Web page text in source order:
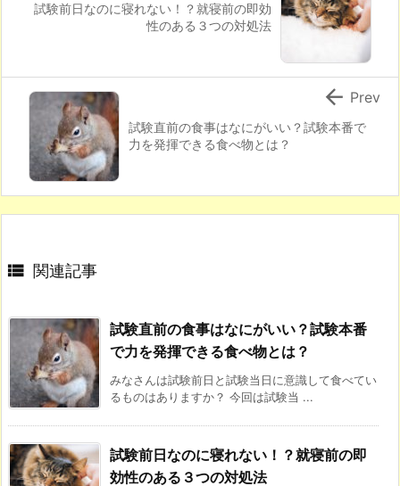
試験前日なのに寝れない！？就寝前の即効
性のある３つの対処法
試験直前の食事はなにがいい？試験本番で
力を発揮できる食べ物とは？
 Prev
 関連記事
試験直前の食事はなにがいい？試験本番
で力を発揮できる食べ物とは？
みなさんは試験前日と試験当日に意識して食べてい
るものはありますか？ 今回は試験当 ...
試験前日なのに寝れない！？就寝前の即
効性のある３つの対処法